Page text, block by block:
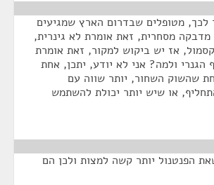
לכך, מטופלים שבדרום הארץ שמגיעים
מסחרית, זאת אומרת לא גינרית,
אז יש ביקוש למקור, זאת אומרת
הגנרי ולמה? אני לא יודע, יתכן, אחת
שהשוק השחור, יותר שווה עם
או שיש יותר יכולת להשתמש
הפנטנול יותר קשה למצות ולכן הם